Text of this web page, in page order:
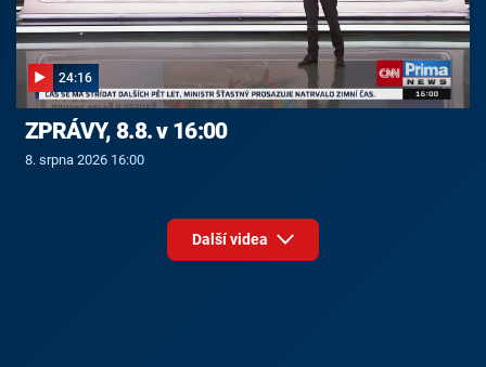
24:16
ZPRÁVY, 8.8. v 16:00
8. srpna 2026 16:00
Další videa